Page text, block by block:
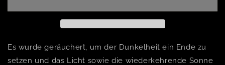
Es wurde geräuchert, um der Dunkelheit ein Ende zu
setzen und das Licht sowie die wiederkehrende Sonne